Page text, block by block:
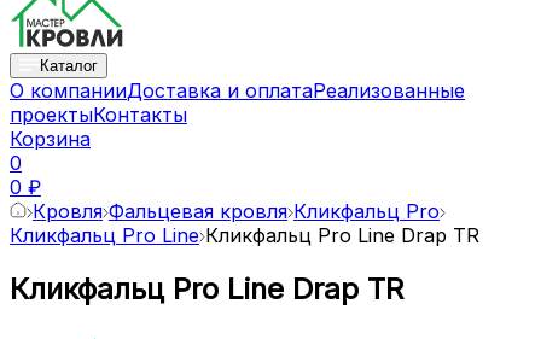
Каталог
О компанииДоставка и оплатаРеализованные
проектыКонтакты
Корзина
0
0 ₽
Кровля Фальцевая кровля Кликфальц Pro
Кликфальц Pro Line Кликфальц Pro Line Drap TR
Кликфальц Pro Line Drap TR